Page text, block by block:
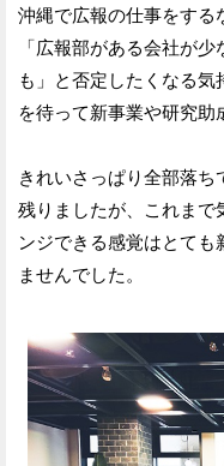
沖縄で広報の仕事をする
「広報部がある会社が
も」と否定したくなる
を待って新事業や研究助
きれいさっぱり全部落
残りましたが、これまで
ンジできる感覚はとて
ませんでした。